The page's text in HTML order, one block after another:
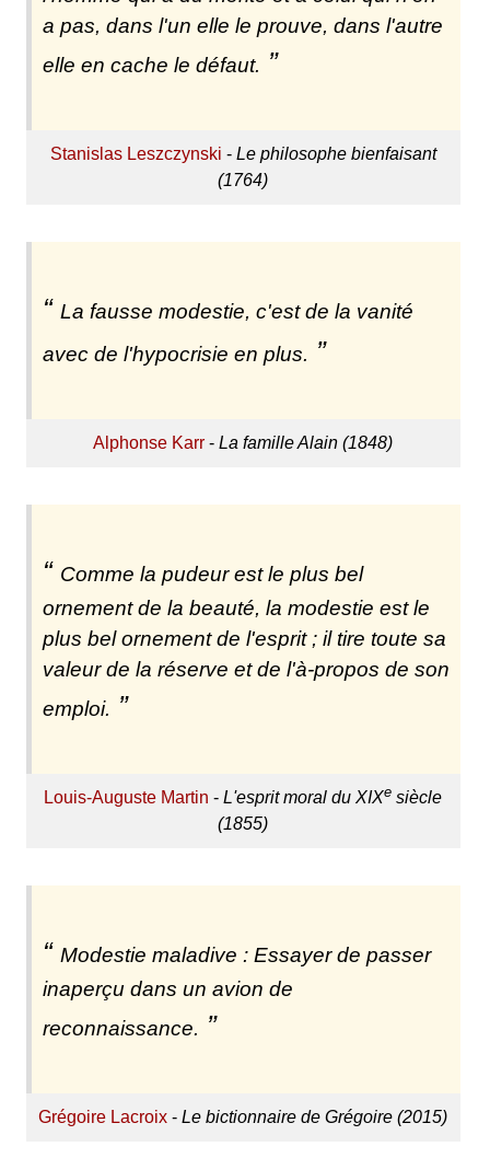
a pas, dans l'un elle le prouve, dans l'autre
elle en cache le défaut.
Stanislas Leszczynski - Le philosophe bienfaisant
(1764)
La fausse modestie, c'est de la vanité
avec de l'hypocrisie en plus.
Alphonse Karr -La famille Alain (1848)
Comme la pudeur est le plus bel
ornement de la beauté, la modestie est le
plus bel ornement de l'esprit ; il tire toute sa
valeur de la réserve et de l'à-propos de son
emploi.
Louis-Auguste Martin -L'esprit moral du XIXe siècle
(1855)
Modestie maladive : Essayer de passer
inaperçu dans un avion de
reconnaissance.
Grégoire Lacroix -Le bictionnaire de Grégoire (2015)